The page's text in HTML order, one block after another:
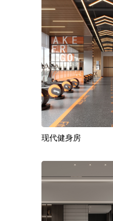
现代健身房